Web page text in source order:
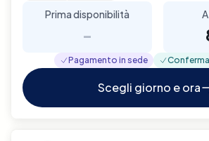
Prima disponibilità
-
Pagamento in sede
Scegli giorno e ora